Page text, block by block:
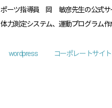
ポーツ指導員 岡 敏彦先生の公式サ
体力測定システム、運動プログラム
wordpress コーポレートサイト